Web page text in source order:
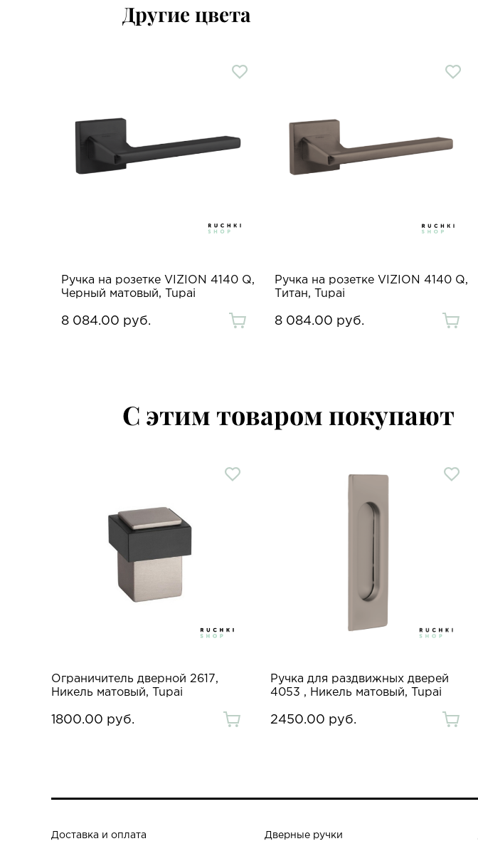
Другие цвета
Ручка на розетке VIZION 4140 Q,
Черный матовый, Tupai
8 084.00 руб.
Ручка на розетке VIZION 4140 Q,
Титан, Tupai
8 084.00 руб.
С этим товаром покупают
Ограничитель дверной 2617,
Никель матовый, Tupai
1800.00 руб.
Ручка для раздвижных дверей
4053 , Никель матовый, Tupai
2450.00 руб.
Доставка и оплата Дверные ручки